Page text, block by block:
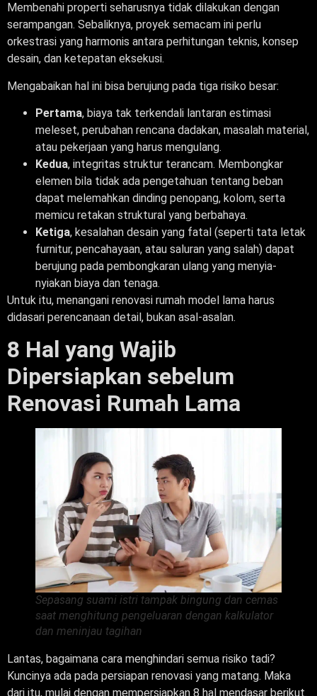
Membenahi properti seharusnya tidak dilakukan dengan
serampangan. Sebaliknya, proyek semacam ini perlu
orkestrasi yang harmonis antara perhitungan teknis, konsep
desain, dan ketepatan eksekusi.
Mengabaikan hal ini bisa berujung pada tiga risiko besar:
Pertama, biaya tak terkendali lantaran estimasi
meleset, perubahan rencana dadakan, masalah material,
atau pekerjaan yang harus mengulang.
Kedua, integritas struktur terancam. Membongkar
elemen bila tidak ada pengetahuan tentang beban
dapat melemahkan dinding penopang, kolom, serta
memicu retakan struktural yang berbahaya.
Ketiga, kesalahan desain yang fatal (seperti tata letak
furnitur, pencahayaan, atau saluran yang salah) dapat
berujung pada pembongkaran ulang yang menyia-
nyiakan biaya dan tenaga.
Untuk itu, menangani renovasi rumah model lama harus
didasari perencanaan detail, bukan asal-asalan.
8 Hal yang Wajib
Dipersiapkan sebelum
Renovasi Rumah Lama
Sepasang suami istri tampak bingung dan cemas
saat menghitung pengeluaran dengan kalkulator
dan meninjau tagihan
Lantas, bagaimana cara menghindari semua risiko tadi?
Kuncinya ada pada persiapan renovasi yang matang. Maka
dari itu, mulai dengan mempersiapkan 8 hal mendasar berikut.